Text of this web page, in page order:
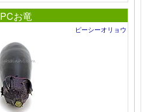
PCお竜
ピーシーオリョウ